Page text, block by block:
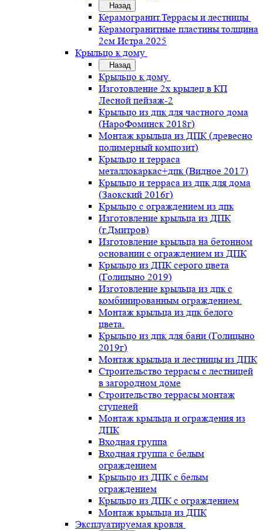
Назад
Керамогранит.Террасы и лестницы
Керамогранитные пластины толщина
2см Истра.2025
Крыльцо к дому
Назад
Крыльцо к дому
Изготовление 2х крылец в КП
Лесной пейзаж-2
Крыльцо из дпк для частного дома
(НароФоминск 2018г)
Монтаж крыльца из ДПК (древесно
полимерный композит)
Крыльцо и терраса
металлокаркас+дпк (Видное 2017)
Крыльцо и терраса из дпк для дома
(Заокский 2016г)
Крыльцо с ограждением из дпк
Изготовление крыльца из ДПК
(г.Дмитров)
Изготовление крыльца на бетонном
основании с ограждением из ДПК
Крыльцо из ДПК серого цвета
(Голицыно 2019)
Изготовление крыльца из дпк с
комбинированным ограждением.
Монтаж крыльца из дпк белого
цвета.
Крыльцо из дпк для бани (Голицыно
2019г)
Монтаж крыльца и лестницы из ДПК
Строительство террасы с лестницей
в загородном доме
Строительство террасы монтаж
ступеней
Монтаж крыльца и ограждения из
ДПК
Входная группа
Входная группа с белым
ограждением
Крыльцо из ДПК с белым
ограждением
Крыльцо из ДПК с ограждением
Монтаж крыльца из ДПК
Эксплуатируемая кровля